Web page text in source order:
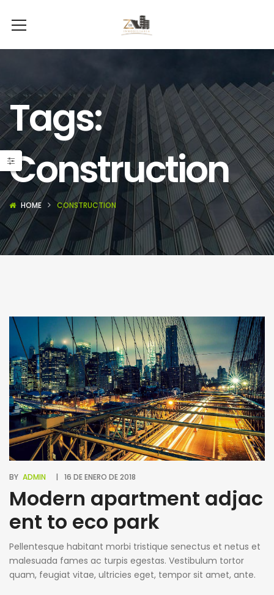
Tags:
Construction
HOME CONSTRUCTION
BY ADMIN 16 DE ENERO DE 2018
Modern apartment adjac
ent to eco park
Pellentesque habitant morbi tristique senectus et netus et
malesuada fames ac turpis egestas. Vestibulum tortor
quam, feugiat vitae, ultricies eget, tempor sit amet, ante.